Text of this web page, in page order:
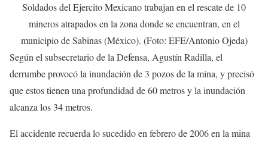
Soldados del Ejercito Mexicano trabajan en el rescate de 10
mineros atrapados en la zona donde se encuentran, en el
municipio de Sabinas (México). (Foto: EFE/Antonio Ojeda)
Según el subsecretario de la Defensa, Agustín Radilla, el
derrumbe provocó la inundación de 3 pozos de la mina, y precisó
que estos tienen una profundidad de 60 metros y la inundación
alcanza los 34 metros.
El accidente recuerda lo sucedido en febrero de 2006 en la mina